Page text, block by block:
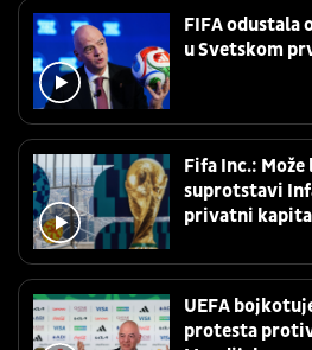
FIFA odustala
u Svetskom
Fifa Inc.: Može
suprotstavi
privatni
UEFA
protesta